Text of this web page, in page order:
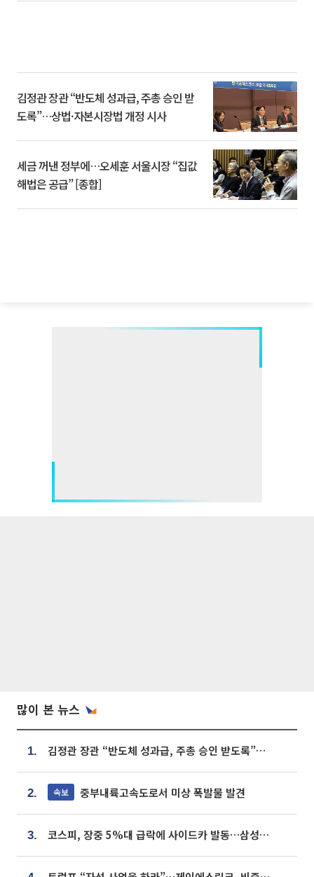
김정관 장관 “반도체 성과급, 주총 승인 받
도록”…상법·자본시장법 개정 시사
세금 꺼낸 정부에…오세훈 서울시장 “집값
해법은 공급” [종합]
많이 본 뉴스
1. 김정관 장관 “반도체 성과급, 주총 승인 받도록”…상법·자본시장법 개정 시사
2. 속보 중부내륙고속도로서 미상 폭발물 발견
3. 코스피, 장중 5%대 급락에 사이드카 발동…삼성·SK 동반 폭락